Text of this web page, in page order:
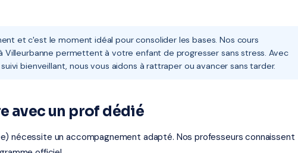
et c'est le moment idéal pour consolider les bases. Nos cours
Villeurbanne permettent à votre enfant de progresser sans stress. Avec
bienveillant, nous vous aidons à rattraper ou avancer sans tarder.
avec un prof dédié
nécessite un accompagnement adapté. Nos professeurs connaissent